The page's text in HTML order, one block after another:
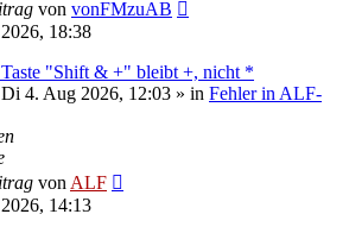
von vonFMzuAB
18:38
Taste "Shift & +" bleibt +, nicht *
Di 4. Aug 2026, 12:03 » in Fehler in ALF-
von ALF
14:13